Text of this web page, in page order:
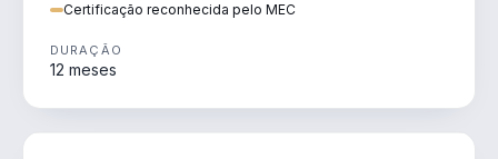
Certificação reconhecida pelo MEC
DURAÇÃO
12 meses